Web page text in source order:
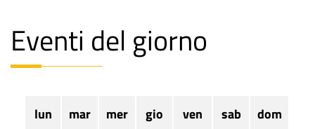
Eventi del giorno
lun mar mer gio ven sab dom